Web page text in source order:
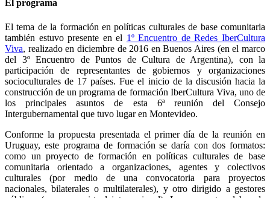
El programa
El tema de la formación en políticas culturales de base comunitaria
también estuvo presente en el 1º Encuentro de Redes IberCultura
Viva, realizado en diciembre de 2016 en Buenos Aires (en el marco
del 3º Encuentro de Puntos de Cultura de Argentina), con la
participación de representantes de gobiernos y organizaciones
socioculturales de 17 países. Fue el inicio de la discusión hacia la
construcción de un programa de formación IberCultura Viva, uno de
los principales asuntos de esta 6ª reunión del Consejo
Intergubernamental que tuvo lugar en Montevideo.
Conforme la propuesta presentada el primer día de la reunión en
Uruguay, este programa de formación se daría con dos formatos:
como un proyecto de formación en políticas culturales de base
comunitaria orientado a organizaciones, agentes y colectivos
culturales (por medio de una convocatoria para proyectos
nacionales, bilaterales o multilaterales), y otro dirigido a gestores